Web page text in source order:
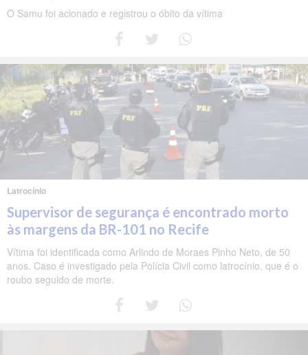
O Samu foi acionado e registrou o óbito da vítima
Latrocínio
Supervisor de segurança é encontrado morto
às margens da BR-101 no Recife
Vítima foi identificada como Arlindo de Moraes Pinho Neto, de 50
anos. Caso é investigado pela Polícia Civil como latrocínio, que é o
roubo seguido de morte.